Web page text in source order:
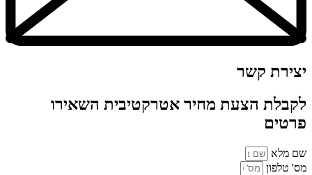
יצירת קשר
לקבלת הצעת מחיר אטרקטיבית השאירו
פרטים
שם מלא
מס' טלפון